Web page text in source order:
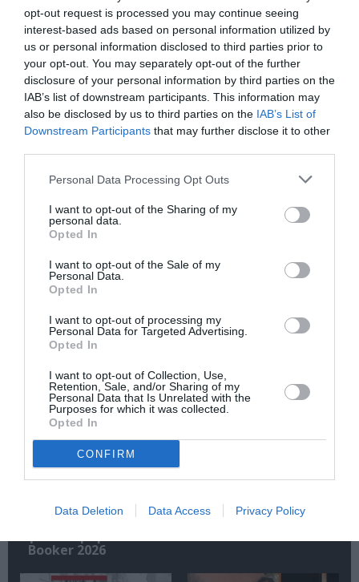
opt-out request is processed you may continue seeing
interest-based ads based on personal information utilized by
us or personal information disclosed to third parties prior to
your opt-out. You may separately opt-out of the further
disclosure of your personal information by third parties on the
IAB’s list of downstream participants. This information may
also be disclosed by us to third parties on the IAB’s List of
Downstream Participants that may further disclose it to other
Personal Data Processing Opt Outs
I want to opt-out of the Sharing of my
personal data.
Opted In
I want to opt-out of the Sale of my
Personal Data.
Opted In
I want to opt-out of processing my
Personal Data for Targeted Advertising.
Opted In
I want to opt-out of Collection, Use,
Retention, Sale, and/or Sharing of my
Personal Data that Is Unrelated with the
Purposes for which it was collected.
Opted In
CONFIRM
Data Deletion Data Access Privacy Policy
Νέοι Διαγωνισμοί❯
Tags
ΕΚΔΟΣΕΙΣ ΠΑΠΑΔΟΠΟΥΛΟΣ
Newsletter
Κάθε βδομάδα στο e-mail σας τα τελευταία νέα για
την Τέχνη και τον Πολιτισμό!
Ακολουθήστε το Culturenow.gr
Σχετικά Άρθρα
Η μακρά λίστα με
τις υποψηφιότητες
Booker 2026
Έκθεση Βιβλίου
2026 στο Ναύπλιο